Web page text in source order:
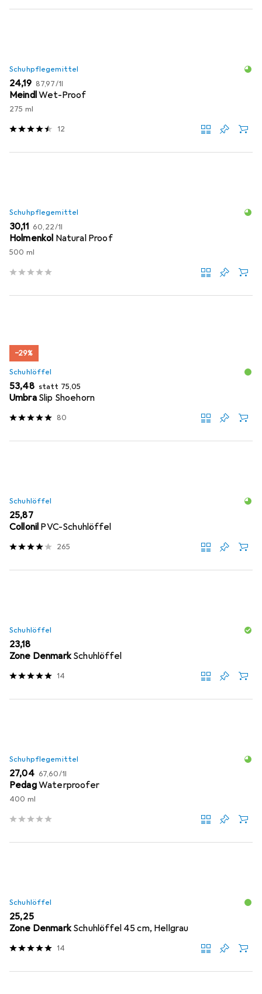
Schuhpflegemittel
EUR
24,19 EUR
87,97/1l
MeindlWet-Proof
275 ml
12
Schuhpflegemittel
EUR
30,11 EUR
60,22/1l
Holmenkol Natural Proof
500 ml
−29%
Schuhlöffel
EUR
53,48 statt EUR
75,05
Umbra Slip Shoehorn
80
Schuhlöffel
EUR
25,87
Collonil PVC-Schuhlöffel
265
Schuhlöffel
EUR
23,18
Zone Denmark Schuhlöffel
14
Schuhpflegemittel
EUR
27,04 EUR
67,60/1l
PedagWaterproofer
400 ml
Schuhlöffel
EUR
25,25
Zone Denmark Schuhlöffel 45 cm, Hellgrau
14